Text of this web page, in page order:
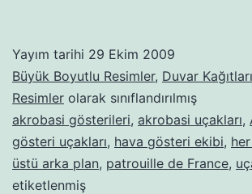
Yayım tarihi 29 Ekim 2009
Büyük Boyutlu Resimler, Duvar Kağıtları
Resimler olarak sınıflandırılmış
akrobasi gösterileri, akrobasi uçakları,
gösteri uçakları, hava gösteri ekibi,
üstü arka plan, patrouille de France,
etiketlenmiş